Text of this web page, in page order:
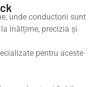
unde conductorii sunt
înălțime, precizia și
pentru aceste